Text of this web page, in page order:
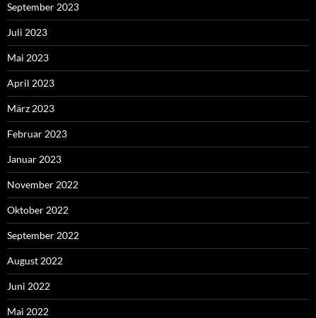
September 2023
Juli 2023
Mai 2023
April 2023
März 2023
Februar 2023
Januar 2023
November 2022
Oktober 2022
September 2022
August 2022
Juni 2022
Mai 2022